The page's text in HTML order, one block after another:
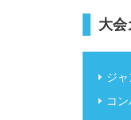
大会
ジ
コ